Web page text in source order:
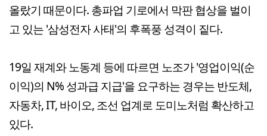
올랐기 때문이다. 총파업 기로에서 막판 협상을 벌이
고 있는 '삼성전자 사태'의 후폭풍 성격이 짙다.
19일 재계와 노동계 등에 따르면 노조가 '영업이익(순
이익)의 N% 성과급 지급'을 요구하는 경우는 반도체,
자동차, IT, 바이오, 조선 업계로 도미노처럼 확산하고
있다.